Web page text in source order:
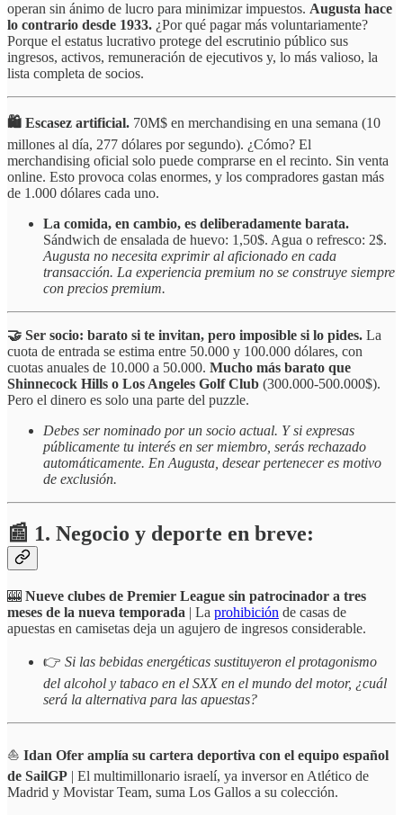
operan sin ánimo de lucro para minimizar impuestos. Augusta hace
lo contrario desde 1933. ¿Por qué pagar más voluntariamente?
Porque el estatus lucrativo protege del escrutinio público sus
ingresos, activos, remuneración de ejecutivos y, lo más valioso, la
lista completa de socios.
🛍️ Escasez artificial. 70M$ en merchandising en una semana (10
millones al día, 277 dólares por segundo). ¿Cómo? El
merchandising oficial solo puede comprarse en el recinto. Sin venta
online. Esto provoca colas enormes, y los compradores gastan más
de 1.000 dólares cada uno.
La comida, en cambio, es deliberadamente barata.
Sándwich de ensalada de huevo: 1,50$. Agua o refresco: 2$.
Augusta no necesita exprimir al aficionado en cada
transacción. La experiencia premium no se construye siempre
con precios premium.
🤝 Ser socio: barato si te invitan, pero imposible si lo pides. La
cuota de entrada se estima entre 50.000 y 100.000 dólares, con
cuotas anuales de 10.000 a 50.000. Mucho más barato que
Shinnecock Hills o Los Angeles Golf Club (300.000-500.000$).
Pero el dinero es solo una parte del puzzle.
Debes ser nominado por un socio actual. Y si expresas
públicamente tu interés en ser miembro, serás rechazado
automáticamente. En Augusta, desear pertenecer es motivo
de exclusión.
📰 1. Negocio y deporte en breve:
🎰 Nueve clubes de Premier League sin patrocinador a tres
meses de la nueva temporada | La prohibición de casas de
apuestas en camisetas deja un agujero de ingresos considerable.
👉 Si las bebidas energéticas sustituyeron el protagonismo
del alcohol y tabaco en el SXX en el mundo del motor, ¿cuál
será la alternativa para las apuestas?
⛵ Idan Ofer amplía su cartera deportiva con el equipo español
de SailGP | El multimillonario israelí, ya inversor en Atlético de
Madrid y Movistar Team, suma Los Gallos a su colección.